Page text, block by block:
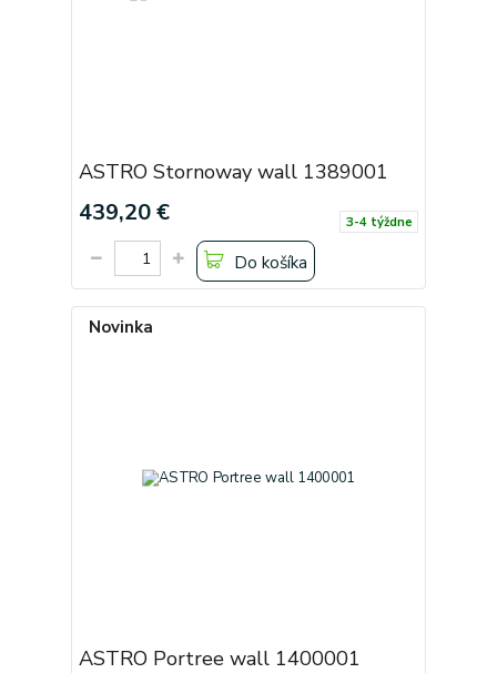
ASTRO Stornoway wall 1389001
439,20 € 3-4 týždne
Do košíka
Novinka
ASTRO Portree wall 1400001